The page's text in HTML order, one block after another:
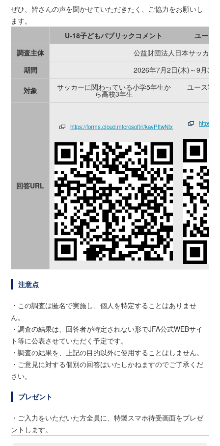
ぜひ、皆さんの声を聞かせていただきたく、ご協力をお願いし
ます。
U-18子どもパブリックコメント
ユース
調査主体
公益財団法人日本サッカー
期間
2026年7月2日(木)～9月3日
対象 サッカーに関わっている小学5年生か
ら高校3年生
ユース審
回答URL
https://forms.cloud.microsoft/r/kavPftwNtx https://
注意点
・この調査は匿名で実施し、個人を特定することはありませ
ん。
・調査の結果は、回答者が特定されない形でJFA公式WEBサイ
ト等に公表させていただく予定です。
・調査の結果を、上記の目的以外に使用することはしません。
・ご意見に対する個別の回答はいたしかねますのでご了承くだ
さい。
プレゼント
・ご入力をいただいた方全員に、特製スマホ待受画面をプレゼ
ントします。